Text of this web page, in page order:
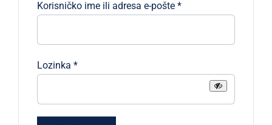
Korisničko ime ili adresa e-pošte *Obavezno
Lozinka *Obavezno